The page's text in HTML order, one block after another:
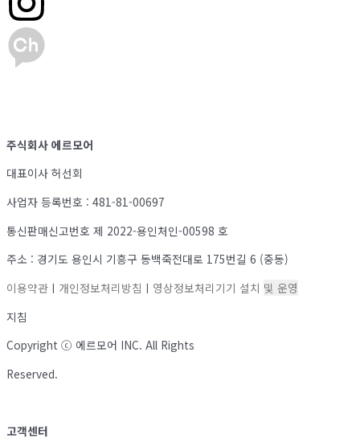
주식회사 에르모어
대표이사 허선회
사업자 등록번호 : 481-81-00697
통신판매신고번호 제 2022-용인처인-00598 호
주소 : 경기도 용인시 기흥구 동백죽전대로 175번길 6 (중동)
이용약관 ㅣ 개인정보처리방침 ㅣ 영상정보처리기기 설치 및 운영
지침
Copyright ⓒ 에르모어 INC. All Rights
Reserved.
고객센터